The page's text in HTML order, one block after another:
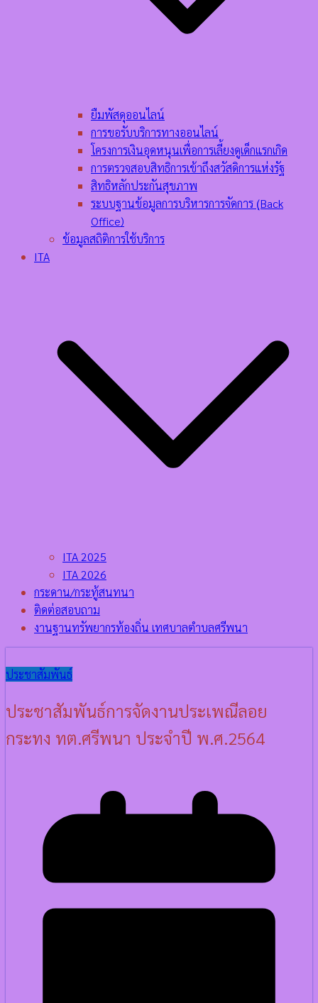
ยืมพัสดุออนไลน์
การขอรับบริการทางออนไลน์
โครงการเงินอุดหนุนเพื่อการเลี้ยงดูเด็กแรกเกิด
การตรวจสอบสิทธิการเข้าถึงสวัสดิการแห่งรัฐ
สิทธิหลักประกันสุขภาพ
ระบบฐานข้อมูลการบริหารการจัดการ (ฺBack
Office)
ข้อมูลสถิติการใช้บริการ
ITA
ITA 2025
ITA 2026
กระดาน/กระทู้สนทนา
ติดต่อสอบถาม
งานฐานทรัพยากรท้องถิ่น เทศบาลตำบลศรีพนา
ประชาสัมพันธ์
ประชาสัมพันธ์การจัดงานประเพณีลอย
กระทง ทต.ศรีพนา ประจำปี พ.ศ.2564